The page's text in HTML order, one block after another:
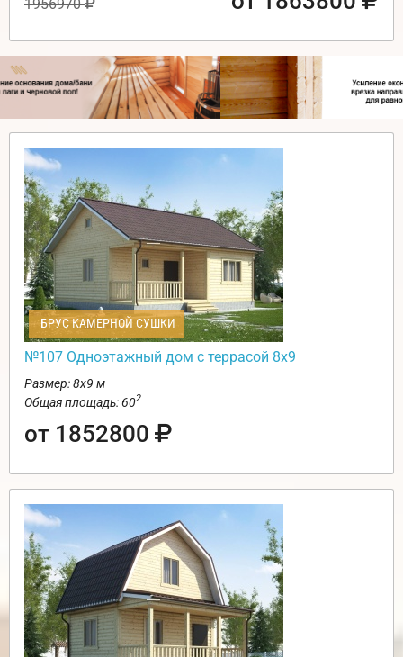
1956970
БРУС КАМЕРНОЙ СУШКИ
№107 Одноэтажный дом с террасой 8х9
Размер: 8х9 м
Общая площадь: 602
от 1852800